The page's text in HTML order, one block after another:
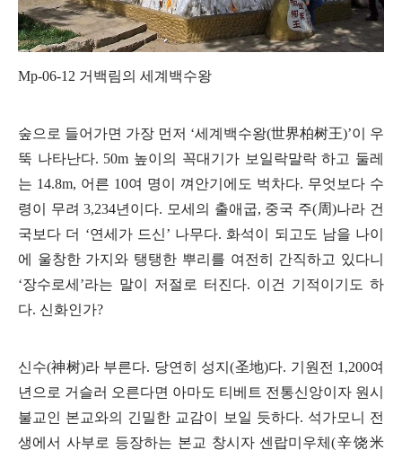
Mp-06-12 거백림의 세계백수왕
숲으로 들어가면 가장 먼저 ‘세계백수왕(世界柏树王)’이 우
뚝 나타난다. 50m 높이의 꼭대기가 보일락말락 하고 둘레
는 14.8m, 어른 10여 명이 껴안기에도 벅차다. 무엇보다 수
령이 무려 3,234년이다. 모세의 출애굽, 중국 주(周)나라 건
국보다 더 ‘연세가 드신’ 나무다. 화석이 되고도 남을 나이
에 울창한 가지와 탱탱한 뿌리를 여전히 간직하고 있다니
‘장수로세 ’라는 말이 저절로 터진다. 이건 기적이기도 하
다. 신화인가?
신수(神树)라 부른다. 당연히 성지(圣地)다. 기원전 1,200여
년으로 거슬러 오른다면 아마도 티베트 전통신앙이자 원시
불교인 본교와의 긴밀한 교감이 보일 듯하다. 석가모니 전
생에서 사부로 등장하는 본교 창시자 센랍미우체(辛饶米